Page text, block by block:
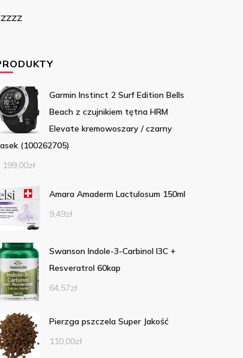
Garmin Instinct 2 Surf Edition Bells
Beach z czujnikiem tętna HRM
Elevate kremowoszary / czarny
(100262705)
199,00zł
Amara Amaderm Lactulosum 150ml
9,49zł
Swanson Indole-3-Carbinol I3C +
Resveratrol 60kap
64,57zł
Pierzga pszczela Super Jakość
110,00zł